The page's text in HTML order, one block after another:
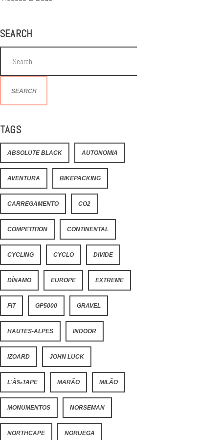
SEARCH
SEARCH
TAGS
ABSOLUTE BLACK AUTONOMIA
AVENTURA BIKEPACKING
CARREGAMENTO CO2
COMPETITION CONTINENTAL
CYCLING CYCLO DIVIDE
DÍNAMO EUROPE EXTREME
FIT GP5000 GRAVEL
HAUTES-ALPES INDOOR
IZOARD JOHN LUCK
L'Ã‰TAPE MARÃO MILÃO
MONUMENTOS NORSEMAN
NORTHCAPE NORUEGA